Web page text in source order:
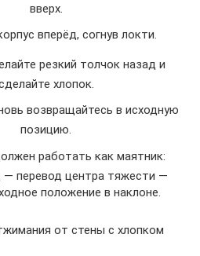
вверх.
вперёд, согнув локти.
резкий толчок назад и
хлопок.
возвращайтесь в исходную
позицию.
работать как маятник:
— перевод центра тяжести —
положение в наклоне.
от стены с хлопком